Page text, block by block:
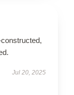
Jul 20, 2025